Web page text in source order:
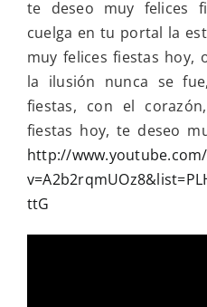
te deseo muy felices
cuelga en tu portal la
muy felices fiestas hoy,
la ilusión nunca se
fiestas, con el
fiestas hoy, te deseo
http://
ttG